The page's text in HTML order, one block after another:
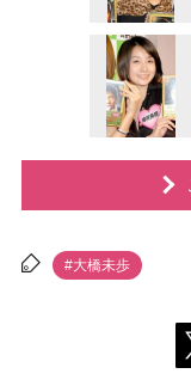
#大橋未歩